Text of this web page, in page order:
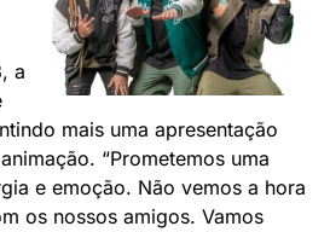
a
mais uma apresentação
“Prometemos uma
e emoção. Não vemos a hora
os nossos amigos. Vamos